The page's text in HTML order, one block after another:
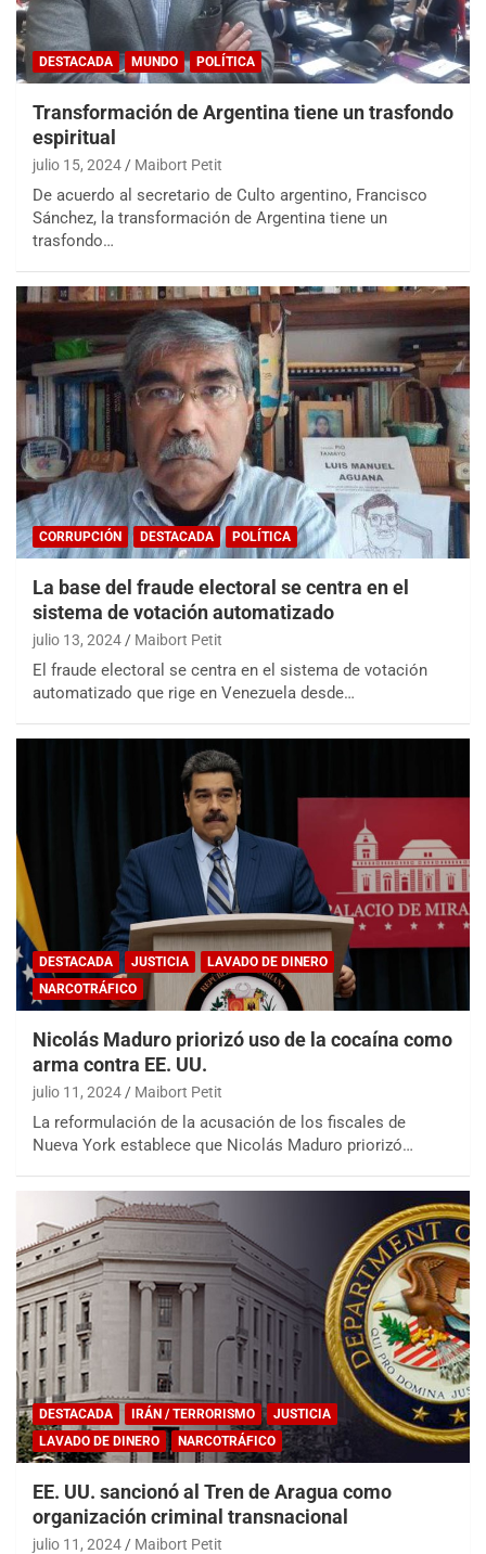
DESTACADA MUNDO POLÍTICA
Transformación de Argentina tiene un trasfondo
espiritual
julio 15, 2024 Maibort Petit
De acuerdo al secretario de Culto argentino, Francisco
Sánchez, la transformación de Argentina tiene un
trasfondo…
CORRUPCIÓN DESTACADA POLÍTICA
La base del fraude electoral se centra en el
sistema de votación automatizado
julio 13, 2024 Maibort Petit
El fraude electoral se centra en el sistema de votación
automatizado que rige en Venezuela desde…
DESTACADA JUSTICIA
LAVADO DE DINERO
NARCOTRÁFICO
Nicolás Maduro priorizó uso de la cocaína como
arma contra EE. UU.
julio 11, 2024 Maibort Petit
La reformulación de la acusación de los fiscales de
Nueva York establece que Nicolás Maduro priorizó…
DESTACADA IRÁN / TERRORISMO
JUSTICIA
LAVADO DE DINERO
NARCOTRÁFICO
EE. UU. sancionó al Tren de Aragua como
organización criminal transnacional
julio 11, 2024 Maibort Petit